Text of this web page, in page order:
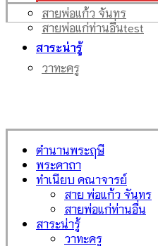
สายพ่อแก้ว จันทร
สายพ่อแก่ท่านอื่นtest
สาระน่ารู้
วาทะครู
ตำนานพระฤษี
พระคาถา
ทำเนียบ คณาจารย์
สาย พ่อแก้ว จันทร
สายพ่อแก่ท่านอื่น
สาระน่ารู้
วาทะครู